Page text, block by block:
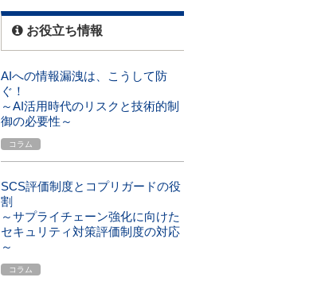
お役立ち情報
AIへの情報漏洩は、こうして防
ぐ！
～AI活用時代のリスクと技術的制
御の必要性～
コラム
SCS評価制度とコプリガードの役
割
～サプライチェーン強化に向けた
セキュリティ対策評価制度の対応
～
コラム